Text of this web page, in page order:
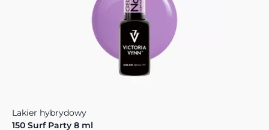
Lakier hybrydowy
150 Surf Party 8 ml